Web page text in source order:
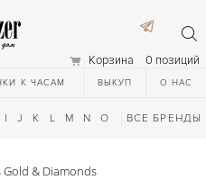
Корзина 0 позиций
К ЧАСАМ ВЫКУП О НАС
I J K L M N O Q R S T
ВСЕ БРЕНДЫ
Gold & Diamonds